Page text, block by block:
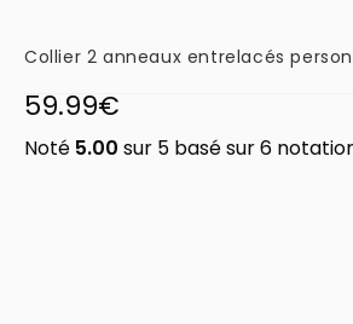
Collier 2 anneaux entrelacés
59.99€
Noté 5.00 sur 5 basé sur6